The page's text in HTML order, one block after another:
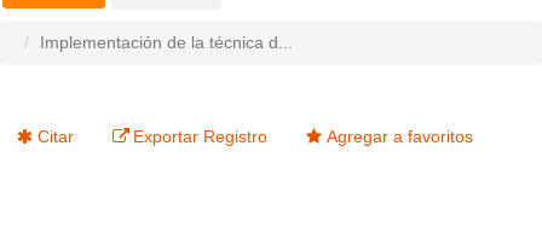
Implementación de la técnica d...
Citar Exportar Registro Agregar a favoritos